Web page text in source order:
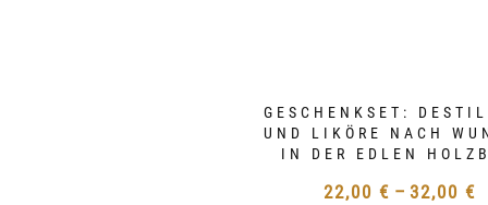
KÖNNEN
GESCHENKSET:
UND LIKÖRE NACH
IN DER EDLEN
22,00 € – 32,00 €